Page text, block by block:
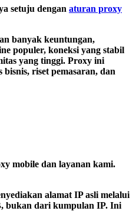
setuju dengan aturan proxy
banyak keuntungan,
populer, koneksi yang stabil
yang tinggi. Proxy ini
bisnis, riset pemasaran, dan
mobile dan layanan kami.
alamat IP asli melalui
bukan dari kumpulan IP. Ini